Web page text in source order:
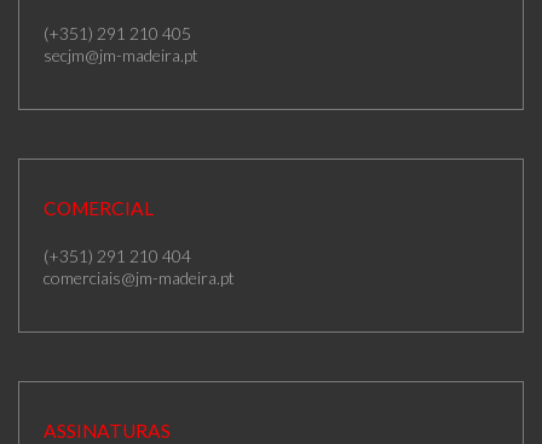
(+351) 291 210 405
secjm@jm-madeira.pt
COMERCIAL
(+351) 291 210 404
comerciais@jm-madeira.pt
ASSINATURAS